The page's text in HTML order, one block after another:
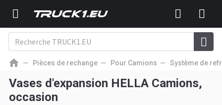
Pièces de rechange Pour Camions Système de
Vases d'expansion HELLA Camions,
occasion